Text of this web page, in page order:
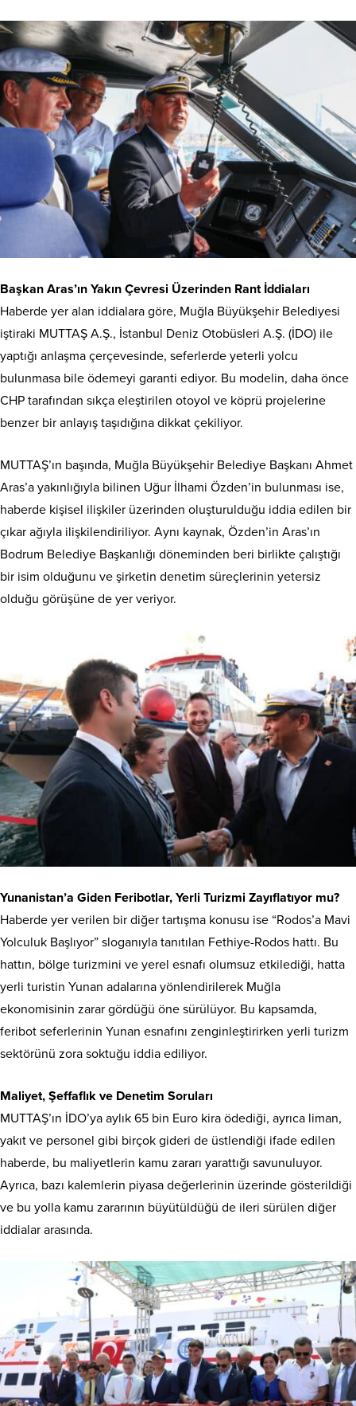
Başkan Aras’ın Yakın Çevresi Üzerinden Rant İddiaları
Haberde yer alan iddialara göre, Muğla Büyükşehir Belediyesi
iştiraki MUTTAŞ A.Ş., İstanbul Deniz Otobüsleri A.Ş. (İDO) ile
yaptığı anlaşma çerçevesinde, seferlerde yeterli yolcu
bulunmasa bile ödemeyi garanti ediyor. Bu modelin, daha önce
CHP tarafından sıkça eleştirilen otoyol ve köprü projelerine
benzer bir anlayış taşıdığına dikkat çekiliyor.
MUTTAŞ’ın başında, Muğla Büyükşehir Belediye Başkanı Ahmet
Aras’a yakınlığıyla bilinen Uğur İlhami Özden’in bulunması ise,
haberde kişisel ilişkiler üzerinden oluşturulduğu iddia edilen bir
çıkar ağıyla ilişkilendiriliyor. Aynı kaynak, Özden’in Aras’ın
Bodrum Belediye Başkanlığı döneminden beri birlikte çalıştığı
bir isim olduğunu ve şirketin denetim süreçlerinin yetersiz
olduğu görüşüne de yer veriyor.
Yunanistan’a Giden Feribotlar, Yerli Turizmi Zayıflatıyor mu?
Haberde yer verilen bir diğer tartışma konusu ise “Rodos’a Mavi
Yolculuk Başlıyor” sloganıyla tanıtılan Fethiye-Rodos hattı. Bu
hattın, bölge turizmini ve yerel esnafı olumsuz etkilediği, hatta
yerli turistin Yunan adalarına yönlendirilerek Muğla
ekonomisinin zarar gördüğü öne sürülüyor. Bu kapsamda,
feribot seferlerinin Yunan esnafını zenginleştirirken yerli turizm
sektörünü zora soktuğu iddia ediliyor.
Maliyet, Şeffaflık ve Denetim Soruları
MUTTAŞ’ın İDO’ya aylık 65 bin Euro kira ödediği, ayrıca liman,
yakıt ve personel gibi birçok gideri de üstlendiği ifade edilen
haberde, bu maliyetlerin kamu zararı yarattığı savunuluyor.
Ayrıca, bazı kalemlerin piyasa değerlerinin üzerinde gösterildiği
ve bu yolla kamu zararının büyütüldüğü de ileri sürülen diğer
iddialar arasında.